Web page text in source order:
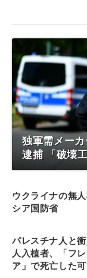
独軍需メー
逮捕 「破壊
ウクライナの無
シア国防省
パレスチナ人と
人入植者、「フ
ア」で死亡した